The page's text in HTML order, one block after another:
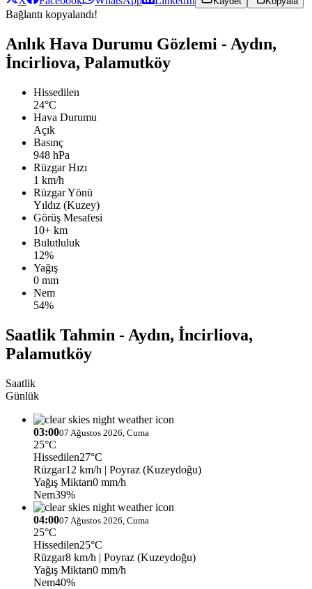
Bağlantı kopyalandı!
Anlık Hava Durumu Gözlemi - Aydın,
İncirliova, Palamutköy
Hissedilen
24°C
Hava Durumu
Açık
Basınç
948 hPa
Rüzgar Hızı
1 km/h
Rüzgar Yönü
Yıldız (Kuzey)
Görüş Mesafesi
10+ km
Bulutluluk
12%
Yağış
0 mm
Nem
54%
Saatlik Tahmin - Aydın, İncirliova,
Palamutköy
Saatlik
Günlük
03:0007 Ağustos 2026, Cuma
25°C
Hissedilen27°C
Rüzgar12 km/h | Poyraz (Kuzeydoğu)
Yağış Miktarı0 mm/h
Nem39%
04:0007 Ağustos 2026, Cuma
25°C
Hissedilen25°C
Rüzgar8 km/h | Poyraz (Kuzeydoğu)
Yağış Miktarı0 mm/h
Nem40%